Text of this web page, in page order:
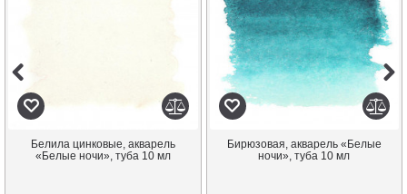
Белила цинковые, акварель
«Белые ночи», туба 10 мл
Бирюзовая, акварель «Белые
ночи», туба 10 мл